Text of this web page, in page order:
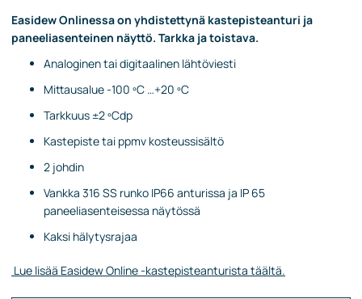
Easidew Onlinessa on yhdistettynä kastepisteanturi ja
paneeliasenteinen näyttö. Tarkka ja toistava.
Analoginen tai digitaalinen lähtöviesti
Mittausalue -100 ºC …+20 ºC
Tarkkuus ±2 ºCdp
Kastepiste tai ppmv kosteussisältö
2 johdin
Vankka 316 SS runko IP66 anturissa ja IP 65
paneeliasenteisessa näytössä
Kaksi hälytysrajaa
Lue lisää Easidew Online -kastepisteanturista täältä.